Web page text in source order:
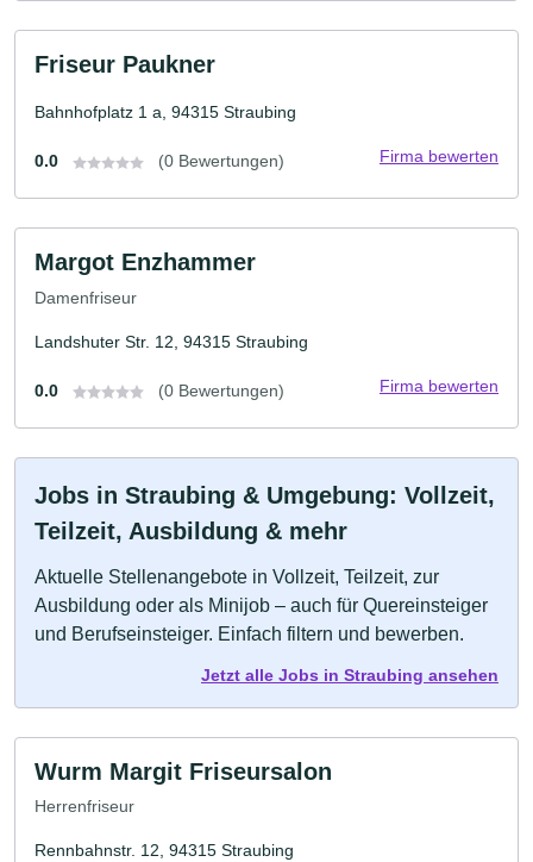
Friseur Paukner
Bahnhofplatz 1 a, 94315 Straubing
0.0 (0 Bewertungen) Firma bewerten
Margot Enzhammer
Damenfriseur
Landshuter Str. 12, 94315 Straubing
0.0 (0 Bewertungen) Firma bewerten
Jobs in Straubing & Umgebung: Vollzeit,
Teilzeit, Ausbildung & mehr
Aktuelle Stellenangebote in Vollzeit, Teilzeit, zur
Ausbildung oder als Minijob – auch für Quereinsteiger
und Berufseinsteiger. Einfach filtern und bewerben.
Jetzt alle Jobs in Straubing ansehen
Wurm Margit Friseursalon
Herrenfriseur
Rennbahnstr. 12, 94315 Straubing